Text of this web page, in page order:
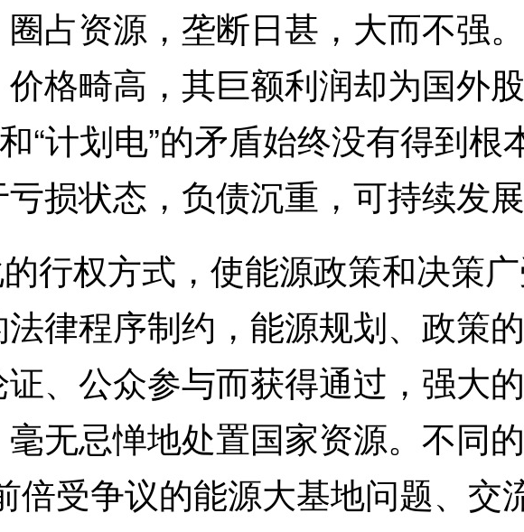
占资源，垄断日甚，大而不强
格畸高，其巨额利润却为国外
“计划电”的矛盾始终没有得到
损状态，负债沉重，可持续发
权方式，使能源政策和决策广
律程序制约，能源规划、政策
、公众参与而获得通过，强大
无忌惮地处置国家资源。不同
倍受争议的能源大基地问题、交